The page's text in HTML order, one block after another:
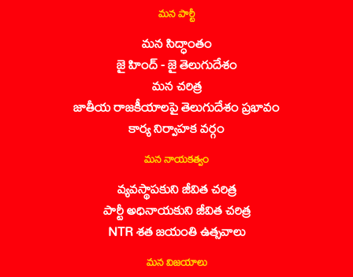
మన పార్టీ
మన సిద్ధాంతం
జై హింద్ - జై తెలుగుదేశం
మన చరిత్ర
జాతీయ రాజకీయాలపై తెలుగుదేశం ప్రభావం
కార్య నిర్వాహక వర్గం
మన నాయకత్వం
వ్యవస్థాపకుని జీవిత చరిత్ర
పార్టీ అధినాయకుని జీవిత చరిత్ర
NTR శత జయంతి ఉత్సవాలు
మన విజయాలు